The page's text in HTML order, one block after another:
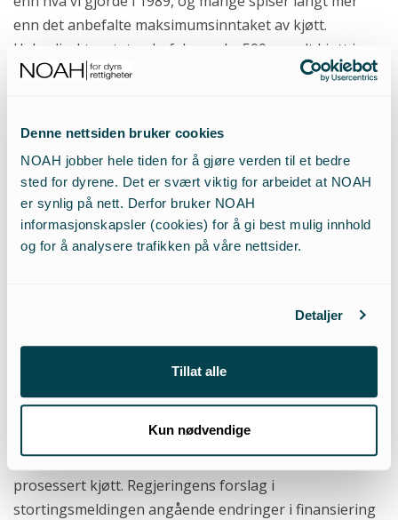
Denne nettsiden bruker cookies
NOAH jobber hele tiden for å gjøre verden til et bedre
sted for dyrene. Det er svært viktig for arbeidet at NOAH
er synlig på nett. Derfor bruker NOAH
informasjonskapsler (cookies) for å gi best mulig innhold
og for å analysere trafikken på våre nettsider.
Detaljer
Tillat alle
Kun nødvendige
enn det anbefalte maksimumsinntaket av kjøtt.
Helsedirektoratet anbefaler maks 500gr rødt kjøtt i
uken, men over halvparten av alle norske menn og en
helsetjenestekostnader og produksjonstap, på hele 30
milliarder kroner. Helsedirektoratet poengterer også at
dette kommer i tillegg til kostnader relatert til globale
miljøproblemer fra produksjonen av animalske
I meldingen står det at «Som en oppfølging av
myndighetenes kostholdsråd mener regjeringen at
finansieringen av opplysningsvirksomhet i
bør fortsette.» Kostrådene sier blant annet at vi bør
spise mer grønnsaker, frukt og bær, grove
kornprodukter og begrensede mengder rødt kjøtt og
prosessert kjøtt. Regjeringens forslag i
stortingsmeldingen angående endringer i finansiering